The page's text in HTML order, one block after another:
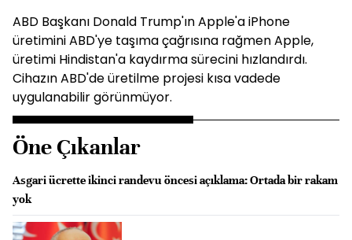
ABD Başkanı Donald Trump'ın Apple'a iPhone
üretimini ABD'ye taşıma çağrısına rağmen Apple,
üretimi Hindistan'a kaydırma sürecini hızlandırdı.
Cihazın ABD'de üretilme projesi kısa vadede
uygulanabilir görünmüyor.
Öne Çıkanlar
Asgari ücrette ikinci randevu öncesi açıklama: Ortada bir rakam
yok